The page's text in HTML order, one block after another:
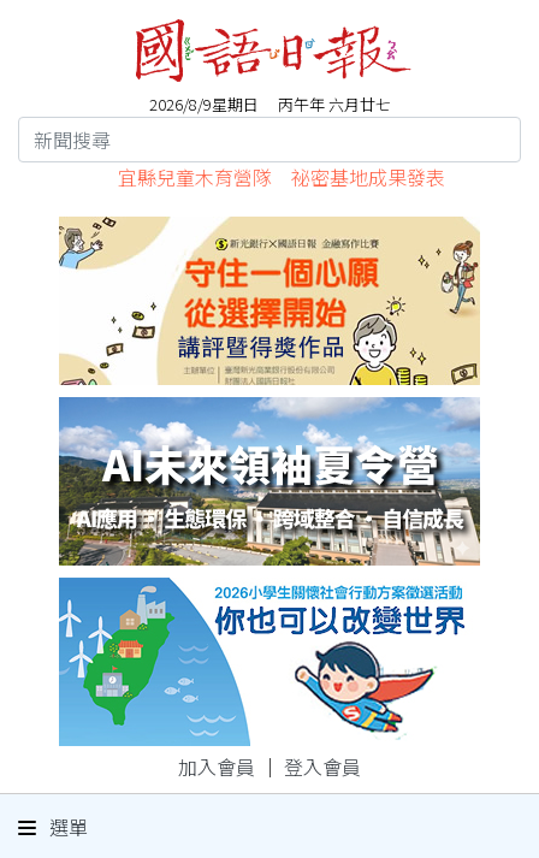
2026/8/9星期日 丙午年 六月廿七
宜縣兒童木育營隊 祕密基地成果發表
加入會員 ｜ 登入會員
選單